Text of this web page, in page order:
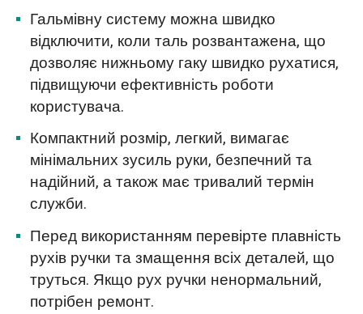
Гальмівну систему можна швидко
відключити, коли таль розвантажена, що
дозволяє нижньому гаку швидко рухатися,
підвищуючи ефективність роботи
користувача.
Компактний розмір, легкий, вимагає
мінімальних зусиль руки, безпечний та
надійний, а також має тривалий термін
служби.
Перед використанням перевірте плавність
рухів ручки та змащення всіх деталей, що
труться. Якщо рух ручки ненормальний,
потрібен ремонт.